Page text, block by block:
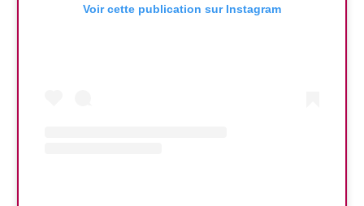
Voir cette publication sur Instagram